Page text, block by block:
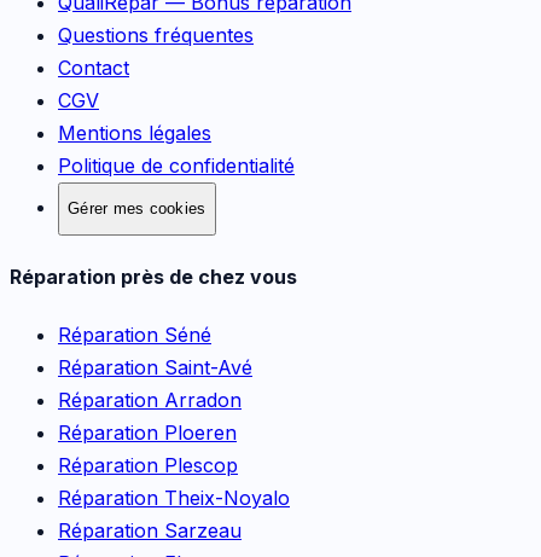
Questions fréquentes
Contact
CGV
Mentions légales
Politique de confidentialité
Gérer mes cookies
Réparation près de chez vous
Réparation Séné
Réparation Saint-Avé
Réparation Arradon
Réparation Ploeren
Réparation Plescop
Réparation Theix-Noyalo
Réparation Sarzeau